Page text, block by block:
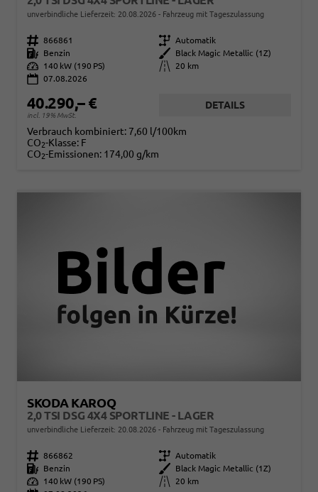
unverbindliche Lieferzeit: 20.08.2026 Fahrzeug mit Tageszulassung
Fahrzeugnr. 866861 Getriebe Automatik
Kraftstoff
Benzin Außenfarbe
Black Magic Metallic (1Z)
Leistung
140 kW (190 PS) Kilometerstand
20 km
07.08.2026
40.290,– €
incl. 19% MwSt.
DETAILS
Verbrauch kombiniert: 7,60 l/100km
CO2-Klasse: F
CO2-Emissionen: 174,00 g/km
SKODA KAROQ
2,0 TSI DSG 4X4 SPORTLINE - LAGER
unverbindliche Lieferzeit: 20.08.2026 Fahrzeug mit Tageszulassung
Fahrzeugnr. 866862 Getriebe Automatik
Kraftstoff
Benzin Außenfarbe
Black Magic Metallic (1Z)
Leistung
140 kW (190 PS) Kilometerstand
20 km